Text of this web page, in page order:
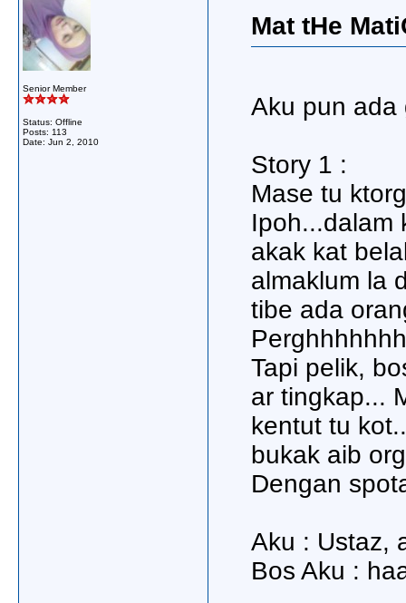
Senior Member
Status: Offline
Posts: 113
Date: Jun 2, 2010
Mat tHe
Aku pun ada
Story 1 :
Mase tu
Ipoh...dalam
akak kat
almaklum la
tibe ada
Tapi pelik,
ar tingkap...
kentut tu
bukak aib
Dengan
Aku : Ustaz,
Bos Aku :